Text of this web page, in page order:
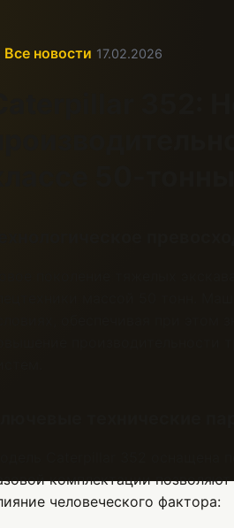
новости 17.02.2026
комплектации
человеческого фактора: